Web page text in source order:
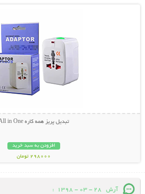
تبدیل پریز همه کاره All in One
افزودن به سبد خرید
298000 تومان
آرش 28 - 03 - 1398
: